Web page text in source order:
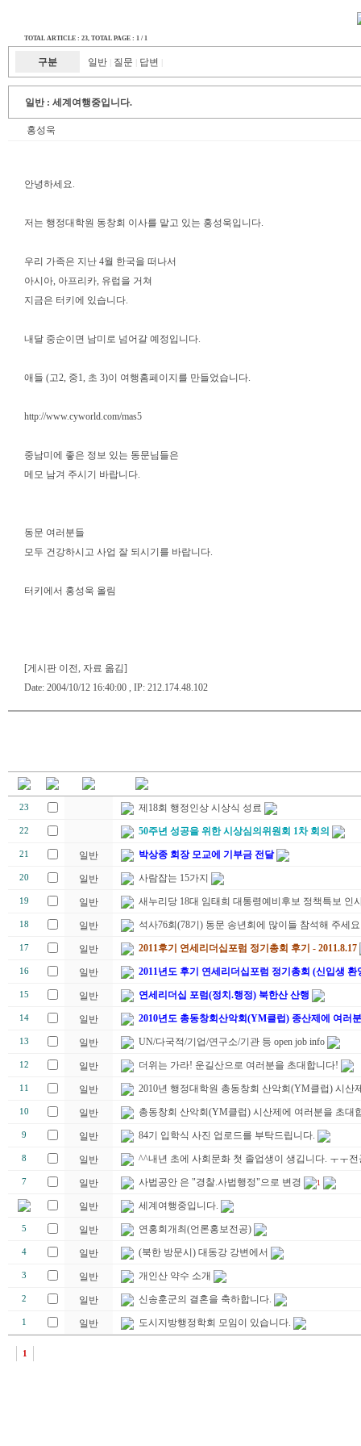
TOTAL ARTICLE : 23, TOTAL PAGE : 1 / 1
구분 일반 질문 답변
일반 : 세계여행중입니다.
홍성욱
안녕하세요.
저는 행정대학원 동창회 이사를 맡고 있는 홍성욱입니다.
우리 가족은 지난 4월 한국을 떠나서
아시아, 아프리카, 유럽을 거쳐
지금은 터키에 있습니다.
내달 중순이면 남미로 넘어갈 예정입니다.
애들 (고2, 중1, 초 3)이 여행홈페이지를 만들었습니다.
http://www.cyworld.com/mas5
중남미에 좋은 정보 있는 동문님들은
메모 남겨 주시기 바랍니다.
동문 여러분들
모두 건강하시고 사업 잘 되시기를 바랍니다.
터키에서 홍성욱 올림
[게시판 이전, 자료 옮김]
Date: 2004/10/12 16:40:00 , IP: 212.174.48.102
23 제18회 행정인상 시상식 성료
22 50주년 성공을 위한 시상심의위원회 1차 회의
21 일반 박상종 회장 모교에 기부금 전달
20 일반 사람잡는 15가지
19 일반 새누리당 18대 임태희 대통령예비후보 정책특보 인
18 일반 석사76회(78기) 동문 송년회에 많이들 참석해 주세요
17 일반 2011후기 연세리더십포럼 정기총회 후기 - 2011.8.17
16 일반 2011년도 후기 연세리더십포럼 정기총회 (신입생
15 일반 연세리더십 포럼(정치.행정) 북한산 산행
14 일반 2010년도 총동창회산악회(YM클럽) 종산제에 여러
13 일반 UN/다국적/기업/연구소/기관 등 open job info
12 일반 더위는 가라! 운길산으로 여러분을 초대합니다!
11 일반 2010년 행정대학원 총동창회 산악회(YM클럽) 시산
10 일반 총동창회 산악회(YM클럽) 시산제에 여러분을 초대
9 일반 84기 입학식 사진 업로드를 부탁드립니다.
8 일반 ^^내년 초에 사회문화 첫 졸업생이 생깁니다. ㅜㅜ
7 일반 사법공안 은 "경찰.사법행정"으로 변경 1
일반 세계여행중입니다.
5 일반 연홍회개최(언론홍보전공)
4 일반 (북한 방문시) 대동강 강변에서
3 일반 개인산 약수 소개
2 일반 신송훈군의 결혼을 축하합니다.
1 일반 도시지방행정학회 모임이 있습니다.
1